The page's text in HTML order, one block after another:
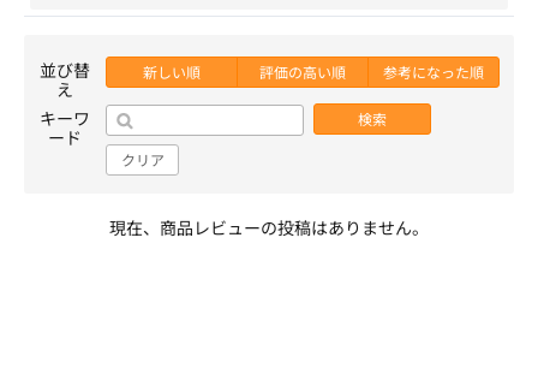
並び替
え
新しい順 評価の高い順 参考になった順
キーワ
ード
検索
クリア
現在、商品レビューの投稿はありません。